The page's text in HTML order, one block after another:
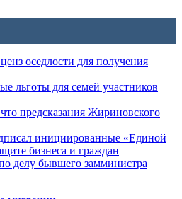
оседлости для получения
льготы для семей участников
предсказания Жириновского
инициированные «Единой
бизнеса и граждан
делу бывшего замминистра